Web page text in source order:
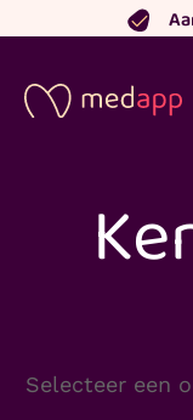
naar
inhoud